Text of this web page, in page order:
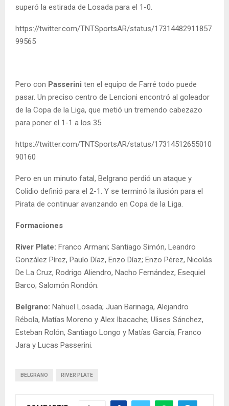
superó la estirada de Losada para el 1-0.
https://twitter.com/TNTSportsAR/status/17314482911857
99565
Pero con Passerini ten el equipo de Farré todo puede
pasar. Un preciso centro de Lencioni encontró al goleador
de la Copa de la Liga, que metió un tremendo cabezazo
para poner el 1-1 a los 35.
https://twitter.com/TNTSportsAR/status/17314512655010
90160
Pero en un minuto fatal, Belgrano perdió un ataque y
Colidio definió para el 2-1. Y se terminó la ilusión para el
Pirata de continuar avanzando en Copa de la Liga.
Formaciones
River Plate: Franco Armani; Santiago Simón, Leandro
González Pírez, Paulo Díaz, Enzo Díaz; Enzo Pérez, Nicolás
De La Cruz, Rodrigo Aliendro, Nacho Fernández, Esequiel
Barco; Salomón Rondón.
Belgrano: Nahuel Losada; Juan Barinaga, Alejandro
Rébola, Matías Moreno y Alex Ibacache; Ulises Sánchez,
Esteban Rolón, Santiago Longo y Matías García; Franco
Jara y Lucas Passerini.
BELGRANO RIVER PLATE